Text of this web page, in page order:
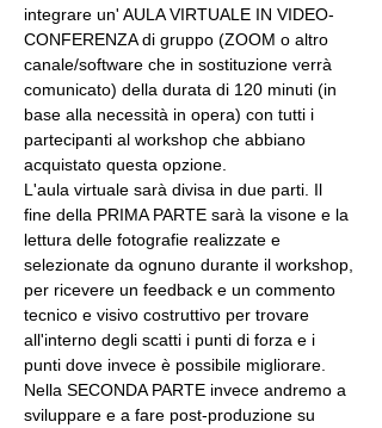
integrare un' AULA VIRTUALE IN VIDEO-
CONFERENZA di gruppo (ZOOM o altro
canale/software che in sostituzione verrà
comunicato) della durata di 120 minuti (in
base alla necessità in opera) con tutti i
partecipanti al workshop che abbiano
acquistato questa opzione.
L'aula virtuale sarà divisa in due parti. Il
fine della PRIMA PARTE sarà la visone e la
lettura delle fotografie realizzate e
selezionate da ognuno durante il workshop,
per ricevere un feedback e un commento
tecnico e visivo costruttivo per trovare
all'interno degli scatti i punti di forza e i
punti dove invece è possibile migliorare.
Nella SECONDA PARTE invece andremo a
sviluppare e a fare post-produzione su